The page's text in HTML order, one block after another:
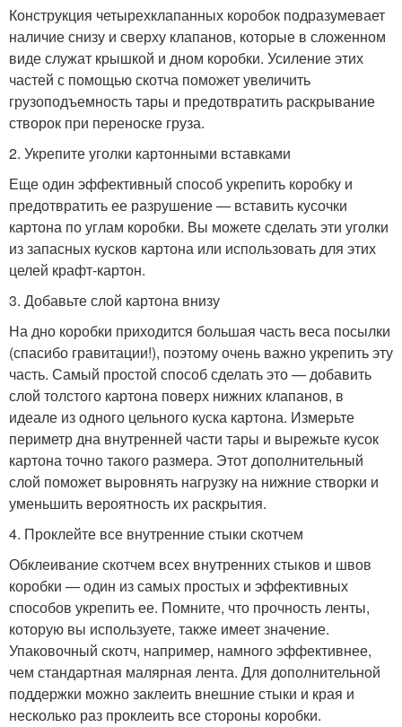
Конструкция четырехклапанных коробок подразумевает
наличие снизу и сверху клапанов, которые в сложенном
виде служат крышкой и дном коробки. Усиление этих
частей с помощью скотча поможет увеличить
грузоподъемность тары и предотвратить раскрывание
створок при переноске груза.
2. Укрепите уголки картонными вставками
Еще один эффективный способ укрепить коробку и
предотвратить ее разрушение — вставить кусочки
картона по углам коробки. Вы можете сделать эти уголки
из запасных кусков картона или использовать для этих
целей крафт-картон.
3. Добавьте слой картона внизу
На дно коробки приходится большая часть веса посылки
(спасибо гравитации!), поэтому очень важно укрепить эту
часть. Самый простой способ сделать это — добавить
слой толстого картона поверх нижних клапанов, в
идеале из одного цельного куска картона. Измерьте
периметр дна внутренней части тары и вырежьте кусок
картона точно такого размера. Этот дополнительный
слой поможет выровнять нагрузку на нижние створки и
уменьшить вероятность их раскрытия.
4. Проклейте все внутренние стыки скотчем
Обклеивание скотчем всех внутренних стыков и швов
коробки — один из самых простых и эффективных
способов укрепить ее. Помните, что прочность ленты,
которую вы используете, также имеет значение.
Упаковочный скотч, например, намного эффективнее,
чем стандартная малярная лента. Для дополнительной
поддержки можно заклеить внешние стыки и края и
несколько раз проклеить все стороны коробки.